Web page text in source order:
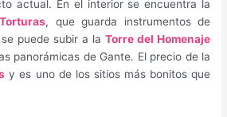
actual. En el interior se encuentra la
, que guarda instrumentos de
puede subir a la Torre del Homenaje
panorámicas de Gante. El precio de la
y es uno de los sitios más bonitos que